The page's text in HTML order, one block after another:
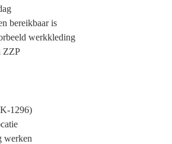
bereikbaar is
werkkleding
ZZP
1296)
werken